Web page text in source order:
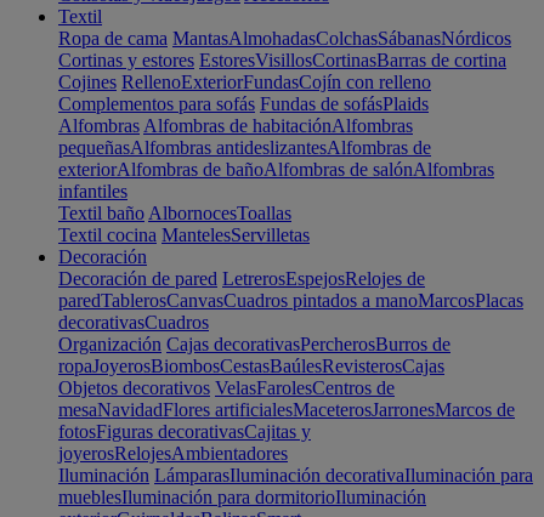
Textil
Ropa de cama MantasAlmohadasColchasSábanasNórdicos
Cortinas y estores EstoresVisillosCortinasBarras de cortina
Cojines RellenoExteriorFundasCojín con relleno
Complementos para sofás Fundas de sofásPlaids
Alfombras Alfombras de habitaciónAlfombras
pequeñasAlfombras antideslizantesAlfombras de
exteriorAlfombras de bañoAlfombras de salónAlfombras
infantiles
Textil baño AlbornocesToallas
Textil cocina MantelesServilletas
Decoración
Decoración de pared LetrerosEspejosRelojes de
paredTablerosCanvasCuadros pintados a manoMarcosPlacas
decorativasCuadros
Organización Cajas decorativasPercherosBurros de
ropaJoyerosBiombosCestasBaúlesRevisterosCajas
Objetos decorativos VelasFarolesCentros de
mesaNavidadFlores artificialesMaceterosJarronesMarcos de
fotosFiguras decorativasCajitas y
joyerosRelojesAmbientadores
Iluminación LámparasIluminación decorativaIluminación para
mueblesIluminación para dormitorioIluminación